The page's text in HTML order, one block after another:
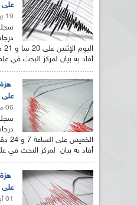
على
19 يوليو 2021
أفاد به بيان لمركز البحث في
على
06 مايو 2021
أفاد به بيان لمركز البحث في
على
01 أبريل 2021